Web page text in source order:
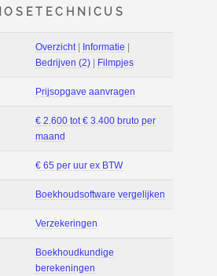
Prijsopgave
€ 2.600 tot € 3.400
maand